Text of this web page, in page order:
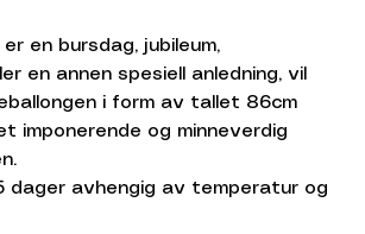
en bursdag, jubileum,
en annen spesiell anledning, vil
i form av tallet 86cm
imponerende og minneverdig
dager avhengig av temperatur og